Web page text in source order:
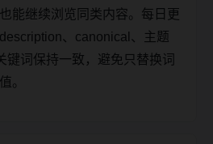
能继续浏览同类内容。每日更
、canonical、主题
键词保持一致，避免只替换词
。